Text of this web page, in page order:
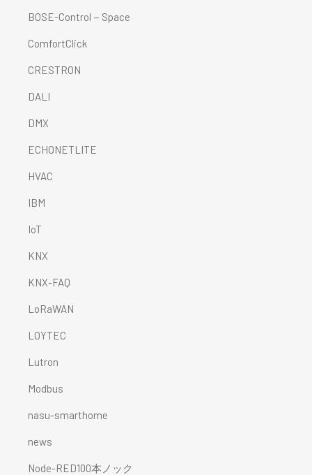
BOSE-Control－Space
ComfortClick
CRESTRON
DALI
DMX
ECHONETLITE
HVAC
IBM
IoT
KNX
KNX-FAQ
LoRaWAN
LOYTEC
Lutron
Modbus
nasu-smarthome
news
Node-RED100本ノック